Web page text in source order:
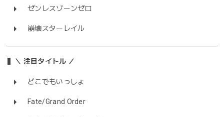
ゼンレスゾーンゼロ
崩壊スターレイル
＼ 注目タイトル ／
どこでもいっしょ
Fate/Grand Order